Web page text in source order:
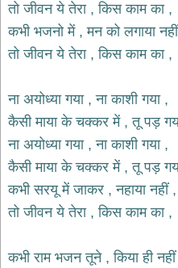
साईं
भजन
sai
bhajans
भजन
jain
bhajans
दुर्गा
भजन
durga
bhajans
ganesh
तो जीवन ये तेरा , किस काम का ,
कभी भजनो में , मन को लगाया
तो जीवन ये तेरा , किस काम का ,
ना अयोध्या गया , ना काशी गया ,
कैसी माया के चक्कर में , तू पड़
ना अयोध्या गया , ना काशी गया ,
कैसी माया के चक्कर में , तू पड़
कभी सरयू में जाकर , नहाया नहीं ,
तो जीवन ये तेरा , किस काम का ,
कभी राम भजन तूने , किया ही